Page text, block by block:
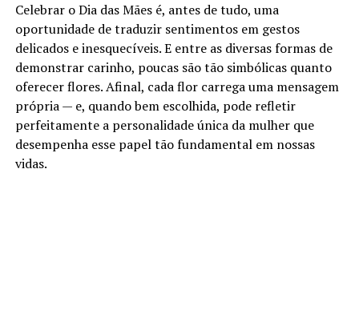
Celebrar o Dia das Mães é, antes de tudo, uma
oportunidade de traduzir sentimentos em gestos
delicados e inesquecíveis. E entre as diversas formas de
demonstrar carinho, poucas são tão simbólicas quanto
oferecer flores. Afinal, cada flor carrega uma mensagem
própria — e, quando bem escolhida, pode refletir
perfeitamente a personalidade única da mulher que
desempenha esse papel tão fundamental em nossas
vidas.